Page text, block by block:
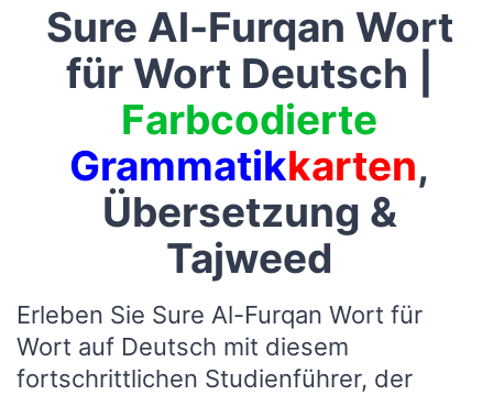
Sure Al-Furqan Wort
für Wort Deutsch |
Farbcodierte
Grammatikkarten,
Übersetzung &
Tajweed
Erleben Sie Sure Al-Furqan Wort für
Wort auf Deutsch mit diesem
fortschrittlichen Studienführer, der